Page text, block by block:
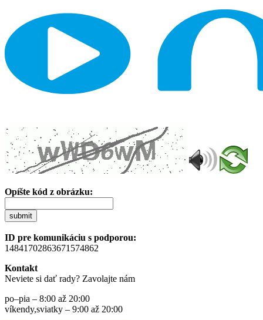
Opíšte kód z obrázku:
submit
ID pre komunikáciu s podporou:
14841702863671574862
Kontakt
Neviete si dať rady? Zavolajte nám
po–pia – 8:00 až 20:00
víkendy,sviatky – 9:00 až 20:00